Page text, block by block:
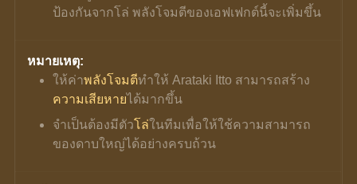
ป้องกันจากโล่ พลังโจมตีของเอฟเฟกต์นี้จะเพิ่มขึ้น
หมายเหตุ:
ให้ค่าพลังโจมตีทำให้ Arataki Itto สามารถสร้าง
ความเสียหายได้มากขึ้น
จำเป็นต้องมีตัวโล่ในทีมเพื่อให้ใช้ความสามารถ
ของดาบใหญ่ได้อย่างครบถ้วน